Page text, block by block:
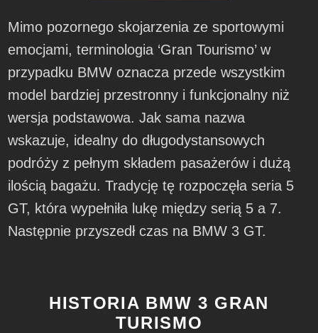
Mimo pozornego skojarzenia ze sportowymi
emocjami, terminologia ‘Gran Tourismo’ w
przypadku BMW oznacza przede wszystkim
model bardziej przestronny i funkcjonalny niż
wersja podstawowa. Jak sama nazwa
wskazuje, idealny do długodystansowych
podróży z pełnym składem pasażerów i dużą
ilością bagażu. Tradycję tę rozpoczęła seria 5
GT, która wypełniła lukę między serią 5 a 7.
Następnie przyszedł czas na BMW 3 GT.
HISTORIA BMW 3 GRAN
TURISMO